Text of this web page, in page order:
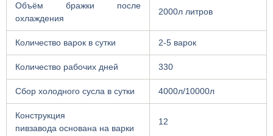
Объём бражки после
охлаждения
2000л литров
Количество варок в сутки 2-5 варок
Количество рабочих дней 330
Сбор холодного сусла в сутки 4000л/10000л
Конструкция
пивзавода основана на варки
12